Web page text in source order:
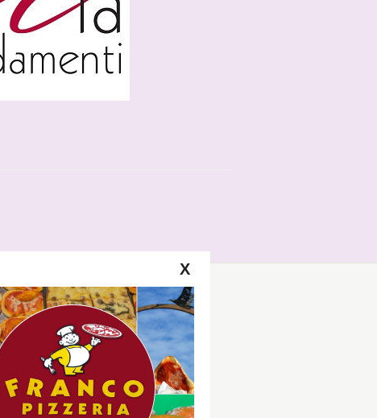
Segui la GRB
Facebook
Instagram
X